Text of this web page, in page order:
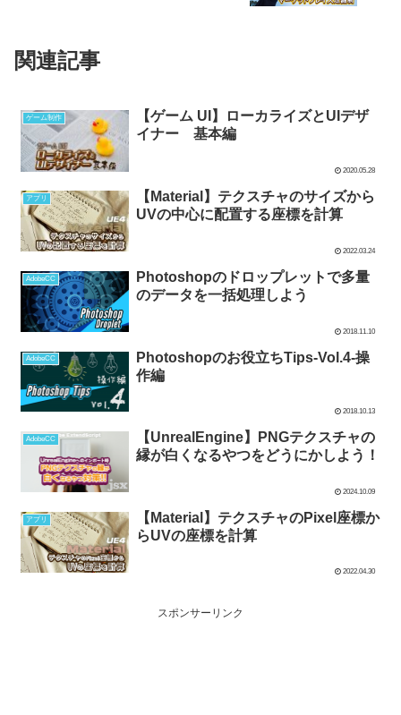
関連記事
ゲーム制作
【ゲーム UI】ローカライズとUIデザ
イナー 基本編
2020.05.28
アプリ
【Material】テクスチャのサイズから
UVの中心に配置する座標を計算
2022.03.24
AdobeCC
Photoshopのドロップレットで多量
のデータを一括処理しよう
2018.11.10
AdobeCC
Photoshopのお役立ちTips-Vol.4-操
作編
2018.10.13
AdobeCC
【UnrealEngine】PNGテクスチャの
縁が白くなるやつをどうにかしよう！
2024.10.09
アプリ
【Material】テクスチャのPixel座標か
らUVの座標を計算
2022.04.30
スポンサーリンク